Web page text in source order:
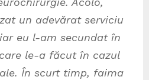
un adevărat serviciu
eu l-am secundat în
le-a făcut în cazul
În scurt timp, faima